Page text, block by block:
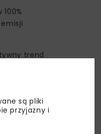
trend
poniżej 1
są pliki
przyjazny i